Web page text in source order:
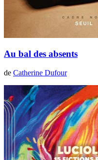
Au bal des absents
de Catherine Dufour